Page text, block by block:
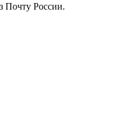
Почту России.